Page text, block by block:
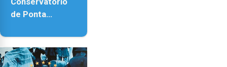
de Ponta
contar com
novos
instrumentos